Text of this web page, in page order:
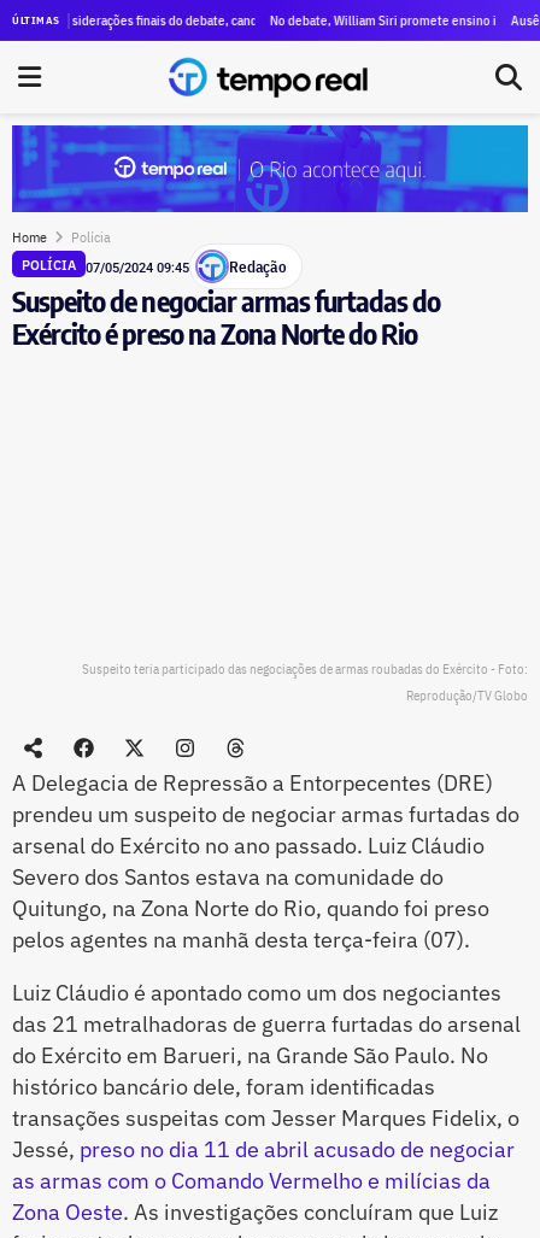
ÚLTIMASa Paes, menções a Bacellar e propostas para segurança e educação
finais do debate, candidatos destacam propostas, citam mudanças e voltam a
No debate, William Siri promete ensino integral nas
Ausência de
Home Polícia
POLÍCIA 07/05/2024 09:45 Redação
Suspeito de negociar armas furtadas do
Exército é preso na Zona Norte do Rio
Suspeito teria participado das negociações de armas roubadas do Exército - Foto:
Reprodução/TV Globo
A Delegacia de Repressão a Entorpecentes (DRE)
prendeu um suspeito de negociar armas furtadas do
arsenal do Exército no ano passado. Luiz Cláudio
Severo dos Santos estava na comunidade do
Quitungo, na Zona Norte do Rio, quando foi preso
pelos agentes na manhã desta terça-feira (07).
Luiz Cláudio é apontado como um dos negociantes
das 21 metralhadoras de guerra furtadas do arsenal
do Exército em Barueri, na Grande São Paulo. No
histórico bancário dele, foram identificadas
transações suspeitas com Jesser Marques Fidelix, o
Jessé, preso no dia 11 de abril acusado de negociar
as armas com o Comando Vermelho e milícias da
Zona Oeste. As investigações concluíram que Luiz